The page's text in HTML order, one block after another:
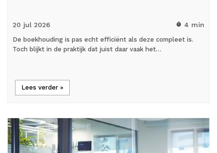
20 jul 2026 timer 4 min
De boekhouding is pas echt efficiënt als deze compleet is.
Toch blijkt in de praktijk dat juist daar vaak het…
Lees verder »